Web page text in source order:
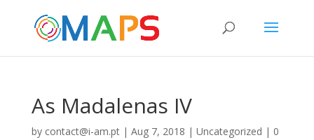
As Madalenas IV
by contact@i-am.pt| Aug 7, 2018 | Uncategorized | 0